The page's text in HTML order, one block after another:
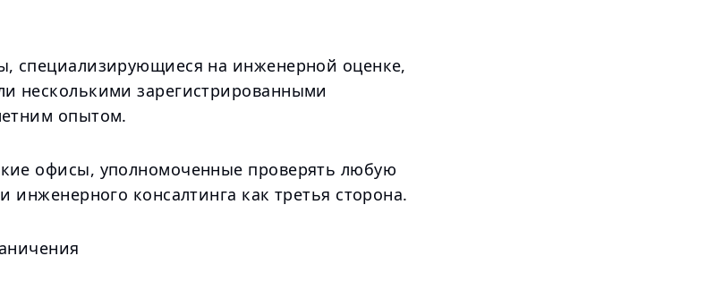
специализирующиеся на инженерной оценке,
несколькими зарегистрированными
опытом.
офисы, уполномоченные проверять любую
инженерного консалтинга как третья сторона.